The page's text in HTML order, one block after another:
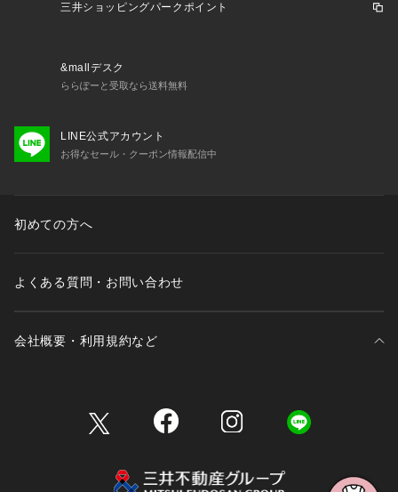
三井ショッピングパークポイント
&mallデスク
ららぽーと受取なら送料無料
LINE公式アカウント
お得なセール・クーポン情報配信中
初めての方へ
よくある質問・お問い合わせ
会社概要・利用規約など